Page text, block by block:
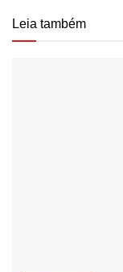
Leia também